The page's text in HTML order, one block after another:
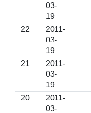
03-
19
22
2011-
03-
19
21
2011-
03-
19
20
2011-
03-